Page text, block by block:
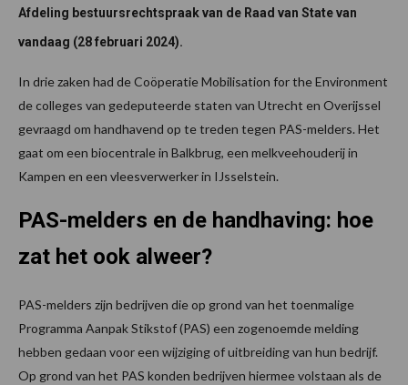
Afdeling bestuursrechtspraak van de Raad van State van
vandaag (28 februari 2024).
In drie zaken had de Coöperatie Mobilisation for the Environment
de colleges van gedeputeerde staten van Utrecht en Overijssel
gevraagd om handhavend op te treden tegen PAS-melders. Het
gaat om een biocentrale in Balkbrug, een melkveehouderij in
Kampen en een vleesverwerker in IJsselstein.
PAS-melders en de handhaving: hoe
zat het ook alweer?
PAS-melders zijn bedrijven die op grond van het toenmalige
Programma Aanpak Stikstof (PAS) een zogenoemde melding
hebben gedaan voor een wijziging of uitbreiding van hun bedrijf.
Op grond van het PAS konden bedrijven hiermee volstaan als de